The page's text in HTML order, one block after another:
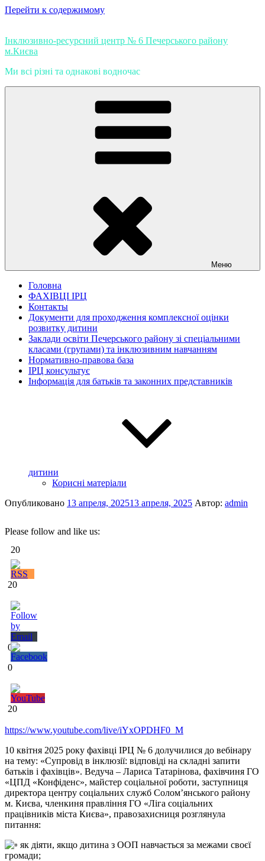
Перейти к содержимому
Інклюзивно-ресурсний центр № 6 Печерського району
м.Києва
Ми всі різні та однакові водночас
Меню
Головна
ФАХІВЦІ ІРЦ
Контакты
Документи для проходження комплексної оцінки
розвитку дитини
Заклади освіти Печерського району зі спеціальними
класами (групами) та інклюзивним навчанням
Нормативно-правова база
ІРЦ консультує
Інформація для батьків та законних представників
дитини
Корисні матеріали
Опубликовано 13 апреля, 202513 апреля, 2025 Автор: admin
Please follow and like us:
20
20
0
0
20
https://www.youtube.com/live/iYxOPDHF0_M
10 квітня 2025 року фахівці ІРЦ № 6 долучилися до вебінару
на тему: «Супровід в інклюзії: відповіді на складні запити
батьків і фахівців». Ведуча – Лариса Татарінова, фахівчиня ГО
«ЦПД «Конфіденс», майстер соціальної роботи, заступниця
директора центру соціальних служб Солом’янського району
м. Києва, членкиня правління ГО «Ліга соціальних
працівників міста Києва», правозахисниця розглянула
питання:
як діяти, якщо дитина з ООП навчається за межами своєї
громади;